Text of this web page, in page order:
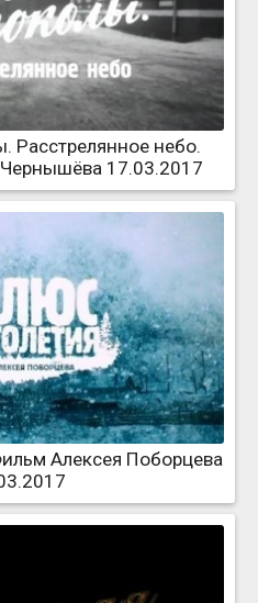
Расстрелянное небо.
17.03.2017
Алексея Поборцева